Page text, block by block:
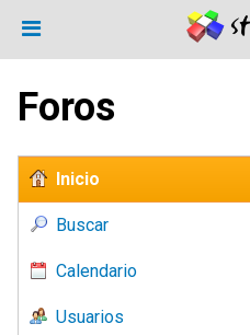
Foros
Inicio
Buscar
Calendario
Usuarios